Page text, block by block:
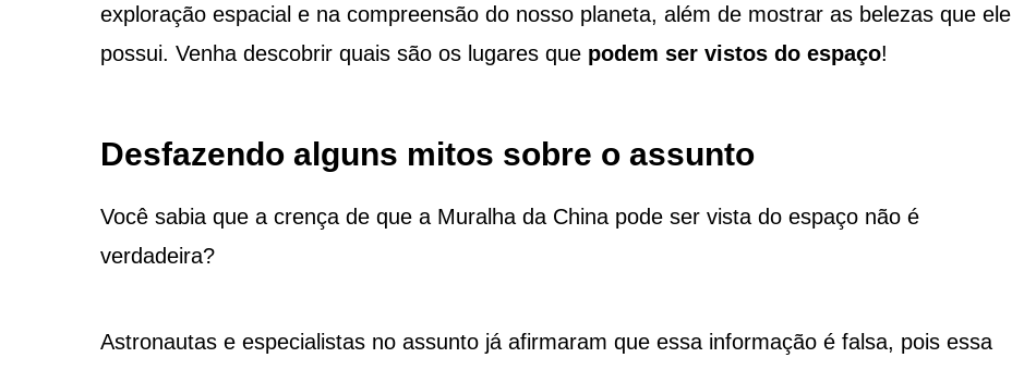
exploração espacial e na compreensão do nosso planeta, além de mostrar as belezas que ele
possui. Venha descobrir quais são os lugares quepodem ser vistos do espaço!
Desfazendo alguns mitos sobre o assunto
Você sabia que a crença de que a Muralha da China pode ser vista do espaço não é
verdadeira?
Astronautas e especialistas no assunto já afirmaram que essa informação é falsa, pois essa